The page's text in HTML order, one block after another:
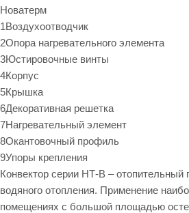
Новатерм
1Воздухоотводчик
2Опора нагревательного элемента
3Юстировочные винты
4Корпус
5Крышка
6Декоративная решетка
7Нагревательный элемент
8Окантовочный профиль
9Упоры крепления
Конвектор серии НТ-В – отопительный
водяного отопления. Применение
помещениях с большой площадью